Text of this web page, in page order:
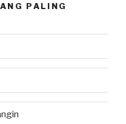
PALING